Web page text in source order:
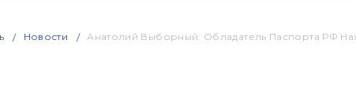
Новости Анатолий Выборный: Обладатель Паспорта РФ